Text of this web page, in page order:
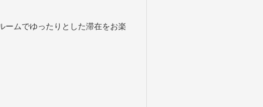
ームでゆったりとした滞在をお楽